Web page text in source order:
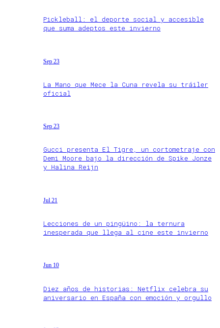
Pickleball: el deporte social y accesible
que suma adeptos este invierno
Sep 23
La Mano que Mece la Cuna revela su tráiler
oficial
Sep 23
Gucci presenta El Tigre, un cortometraje con
Demi Moore bajo la dirección de Spike Jonze
y Halina Reijn
Jul 21
Lecciones de un pingüino: la ternura
inesperada que llega al cine este invierno
Jun 10
Diez años de historias: Netflix celebra su
aniversario en España con emoción y orgullo